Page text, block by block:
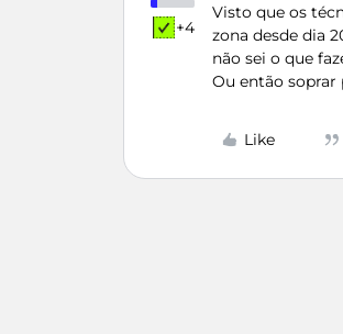
+4
Visto que os
zona desde dia
não sei o que
Ou então soprar
Like